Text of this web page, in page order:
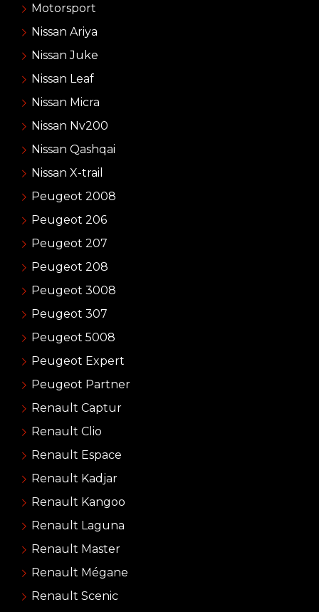
Motorsport
Nissan Ariya
Nissan Juke
Nissan Leaf
Nissan Micra
Nissan Nv200
Nissan Qashqai
Nissan X-trail
Peugeot 2008
Peugeot 206
Peugeot 207
Peugeot 208
Peugeot 3008
Peugeot 307
Peugeot 5008
Peugeot Expert
Peugeot Partner
Renault Captur
Renault Clio
Renault Espace
Renault Kadjar
Renault Kangoo
Renault Laguna
Renault Master
Renault Mégane
Renault Scenic